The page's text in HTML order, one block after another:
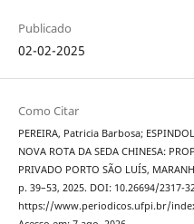
Publicado
02-02-2025
Como Citar
PEREIRA, Patricia Barbosa;
NOVA ROTA DA SEDA CHINESA:
PRIVADO PORTO SÃO LUÍS,
p. 39–53, 2025. DOI: 10.26694/2317-
https://www.periodicos.ufpi.br/